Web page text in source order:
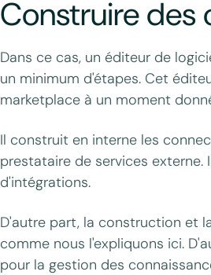
Construire des
Dans ce cas, un éditeur de
un minimum d'étapes. Cet
marketplace à un moment
Il construit en interne les
prestataire de services
d'intégrations.
D'autre part, la construction et
comme nous l'expliquons ici.
pour la gestion des